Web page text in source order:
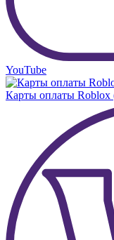
YouTube
Карты оплаты Roblox